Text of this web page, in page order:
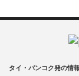
タイ・バンコク発の情